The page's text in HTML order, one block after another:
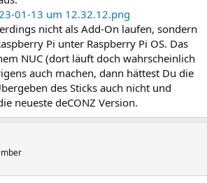
nicht als Add-On laufen, sondern
Pi unter Raspberry Pi OS. Das
NUC (dort läuft doch wahrscheinlich
auch machen, dann hättest Du die
des Sticks auch nicht und
neueste deCONZ Version.